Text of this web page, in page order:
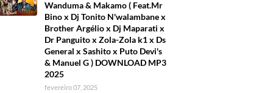
Wanduma & Makamo ( Feat.Mr
Bino x Dj Tonito N'walambane x
Brother Argélio x Dj Maparati x
Dr Panguito x Zola-Zola k1 x Ds
General x Sashito x Puto Devi's
& Manuel G ) DOWNLOAD MP3
2025
fevereiro 07, 2025